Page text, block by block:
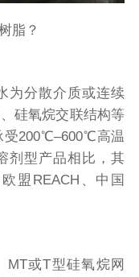
脂？
分散介质或连续
硅氧烷交联结构等
受200℃–600℃高温
剂型产品相比，其
盟REACH、中国
或T型硅氧烷网